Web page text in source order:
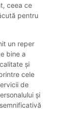
ceea ce
pentru
un reper
bine a
și
cele
de
și